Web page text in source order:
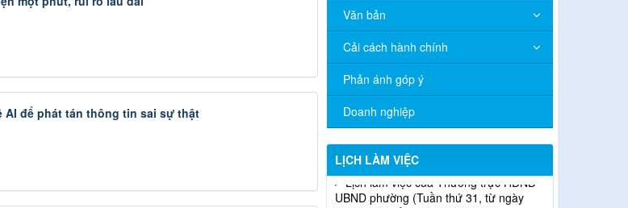
để phát tán thông tin sai sự thật
Văn bản
Cải cách hành chính
Phản ánh góp ý
Doanh nghiệp
LỊCH LÀM VIỆC
Lịch làm việc của Thường trực HĐND -
UBND phường (Tuần thứ 31, từ ngày
03/8/2026 đến ngày 09/8/2026)